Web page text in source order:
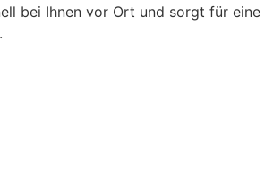
bei Ihnen vor Ort und sorgt für eine